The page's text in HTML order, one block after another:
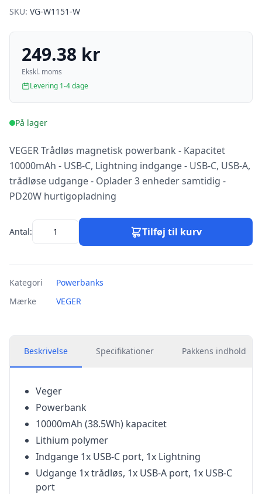
SKU: VG-W1151-W
249.38 kr
Ekskl. moms
Levering 1-4 dage
På lager
VEGER Trådløs magnetisk powerbank - Kapacitet
10000mAh - USB-C, Lightning indgange - USB-C, USB-A,
trådløse udgange - Oplader 3 enheder samtidig -
PD20W hurtigopladning
Antal: Tilføj til kurv
Kategori
Powerbanks
Mærke
VEGER
Beskrivelse Specifikationer Pakkens indhold
Veger
Powerbank
10000mAh (38.5Wh) kapacitet
Lithium polymer
Indgange 1x USB-C port, 1x Lightning
Udgange 1x trådløs, 1x USB-A port, 1x USB-C
port